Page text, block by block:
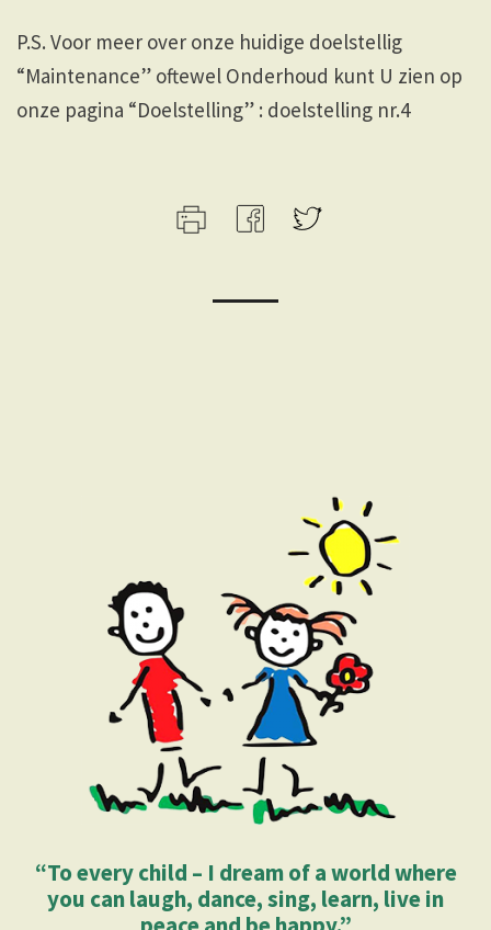
P.S. Voor meer over onze huidige doelstellig
“Maintenance” oftewel Onderhoud kunt U zien op
onze pagina “Doelstelling” : doelstelling nr.4
“To every child – I dream of a world where
you can laugh, dance, sing, learn, live in